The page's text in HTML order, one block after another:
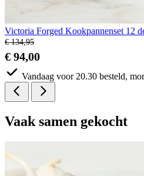
Victoria Forged Kookpannenset 12
€ 134,95
€ 94,00
Vandaag voor 20.30 besteld,
Vaak samen gekocht